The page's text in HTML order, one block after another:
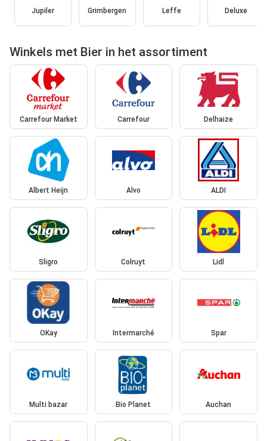
Jupiler Grimbergen Leffe Deluxe
Winkels met Bier in het assortiment
Carrefour Market Carrefour Delhaize
Albert Heijn Alvo ALDI
Sligro Colruyt Lidl
OKay Intermarché Spar
Multi bazar Bio Planet Auchan